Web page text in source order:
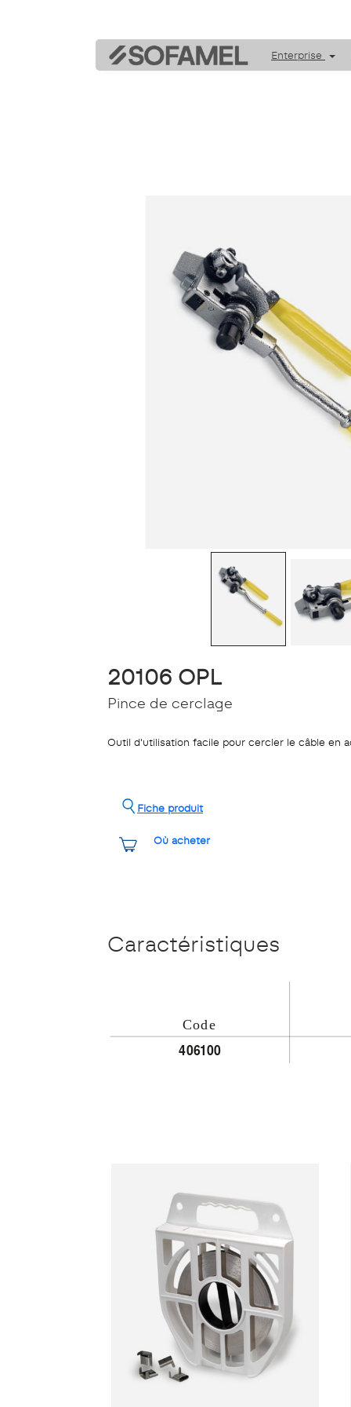
Enterprise
20106 OPL
Pince de cerclage
Outil d'utilisation facile pour cercler le câble en
Où acheter
Fiche produit
Caractéristiques